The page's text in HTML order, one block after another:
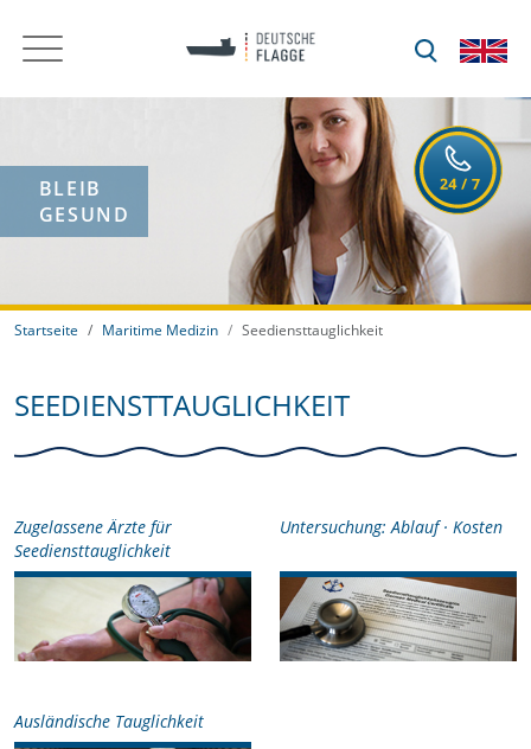
BLEIB
GESUND
Startseite Maritime Medizin Seediensttauglichkeit
SEEDIENSTTAUGLICHKEIT
Zugelassene Ärzte für
Seediensttauglichkeit
Untersuchung: Ablauf · Kosten
Ausländische Tauglichkeit